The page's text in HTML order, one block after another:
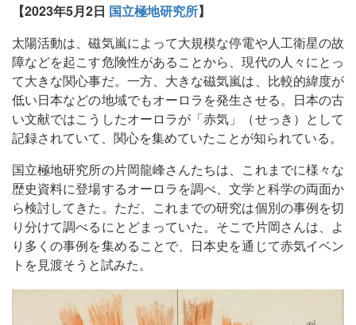
【2023年5月2日 国立極地研究所】
太陽活動は、磁気嵐によって大規模な停電や人工衛星の故
障などを起こす危険性があることから、現代の人々にとっ
て大きな関心事だ。一方、大きな磁気嵐は、比較的緯度が
低い日本などの地域でもオーロラを発生させる。日本の古
い文献ではこうしたオーロラが「赤気」（せっき）として
記録されていて、関心を集めていたことが知られている。
国立極地研究所の片岡龍峰さんたちは、これまでに様々な
歴史資料に登場するオーロラを調べ、文学と科学の両面か
ら検討してきた。ただ、これまでの研究は個別の事例を切
り分けて調べるにとどまっていた。そこで片岡さんは、よ
り多くの事例を集めることで、日本史を通じて赤気イベン
トを見渡そうと試みた。